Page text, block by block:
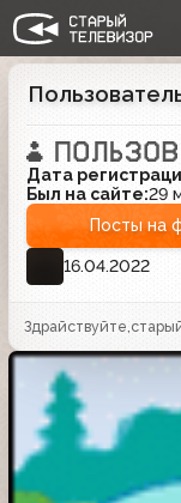
Дата
Был на сайте:29
Посты на
16.04.2022